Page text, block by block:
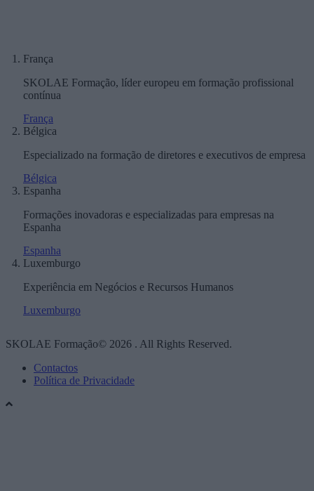
França
SKOLAE Formação, líder europeu em formação profissional
contínua
França
Bélgica
Especializado na formação de diretores e executivos de empresa
Bélgica
Espanha
Formações inovadoras e especializadas para empresas na
Espanha
Espanha
Luxemburgo
Experiência em Negócios e Recursos Humanos
Luxemburgo
SKOLAE Formação© 2026 . All Rights Reserved.
Contactos
Política de Privacidade